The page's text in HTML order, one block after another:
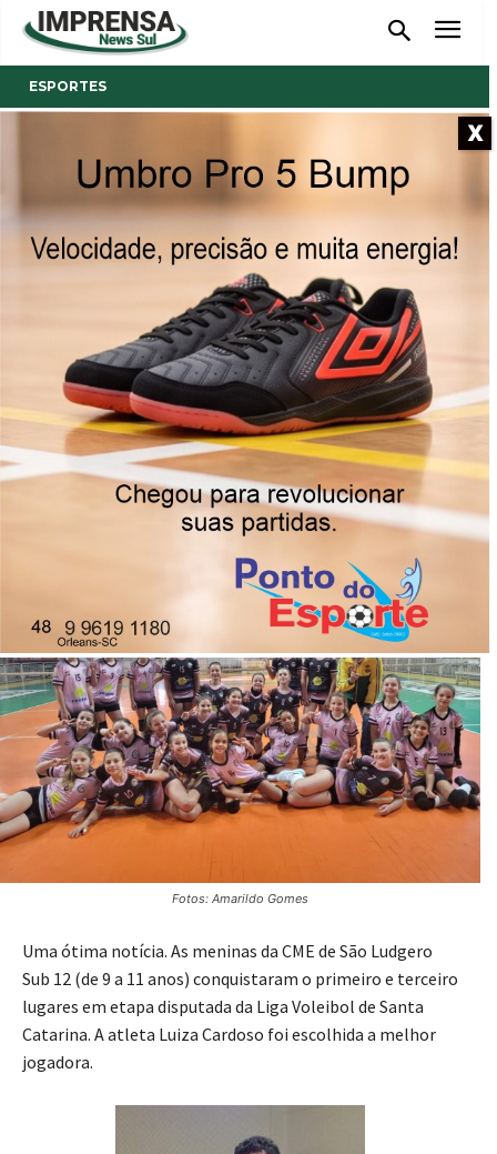
ESPORTES
Equipes de São Ludgero Sub
12 conquistam primeiro e
terceiro lugares na Liga
Voleibol de SC
Reinaldo Coan 24/07/2023
Fotos: Amarildo Gomes
Uma ótima notícia. As meninas da CME de São Ludgero
Sub 12 (de 9 a 11 anos) conquistaram o primeiro e terceiro
lugares em etapa disputada da Liga Voleibol de Santa
Catarina. A atleta Luiza Cardoso foi escolhida a melhor
jogadora.
X